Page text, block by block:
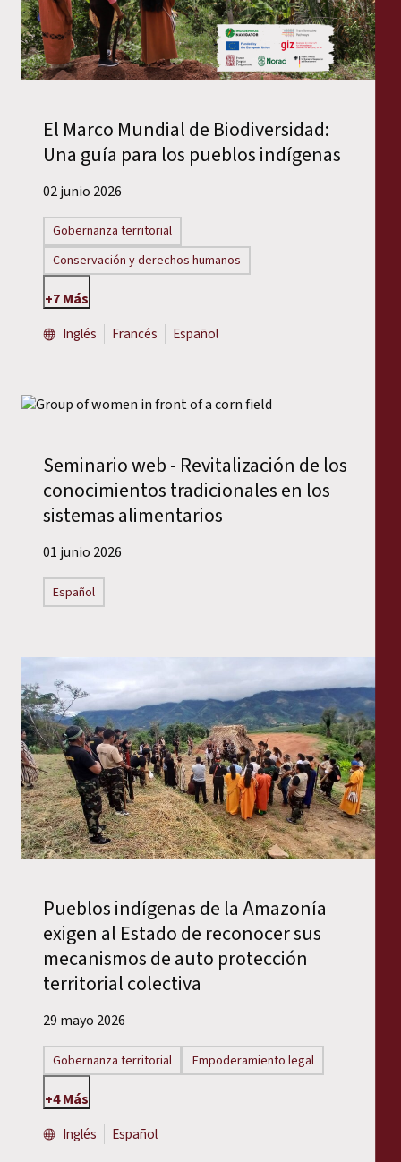
El Marco Mundial de Biodiversidad:
Una guía para los pueblos indígenas
02 junio 2026
Gobernanza territorial
Conservación y derechos humanos
+7 Más
Inglés
Francés Español
Seminario web - Revitalización de los
conocimientos tradicionales en los
sistemas alimentarios
01 junio 2026
Español
Pueblos indígenas de la Amazonía
exigen al Estado de reconocer sus
mecanismos de auto protección
territorial colectiva
29 mayo 2026
Gobernanza territorial Empoderamiento legal
+4 Más
Inglés
Español